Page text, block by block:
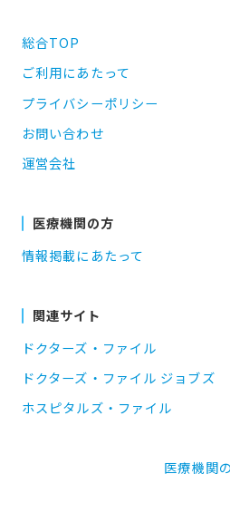
総合TOP
ご利用にあたって
プライバシーポリシー
お問い合わせ
運営会社
医療機関の方
情報掲載にあたって
関連サイト
ドクターズ・ファイル
ドクターズ・ファイル ジョブズ
ホスピタルズ・ファイル
医療機関